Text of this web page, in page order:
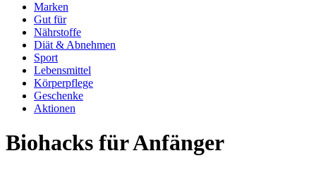
Marken
Gut für
Nährstoffe
Diät & Abnehmen
Sport
Lebensmittel
Körperpflege
Geschenke
Aktionen
Biohacks für Anfänger